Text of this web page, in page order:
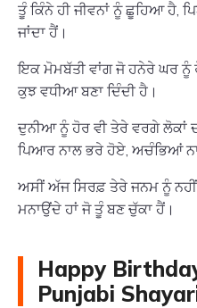
ਤੂੰ ਕਿੰਨੇ ਹੀ ਜੀਵਨਾਂ ਨੂੰ ਛੂਹਿਆ ਹੈ,
ਜਾਂਦਾ ਹੈਂ।
ਇਕ ਮੋਮਬੱਤੀ ਵਾਂਗ ਜੋ ਹਨੇਰੇ ਘਰ ਨੂੰ
ਕੁਝ ਵਧੀਆ ਬਣਾ ਦਿੰਦੀ ਹੈ।
ਦੁਨੀਆ ਨੂੰ ਹੋਰ ਵੀ ਤੇਰੇ ਵਰਗੇ ਲੋਕਾਂ
ਪਿਆਰ ਨਾਲ ਭਰੇ ਹੋਏ, ਅਚੰਭਿਆਂ
ਅਸੀਂ ਅੱਜ ਸਿਰਫ਼ ਤੇਰੇ ਜਨਮ ਨੂੰ
ਮਨਾਉਂਦੇ ਹਾਂ ਜੋ ਤੂੰ ਬਣ ਚੁੱਕਾ ਹੈਂ।
Happy
Punjabi